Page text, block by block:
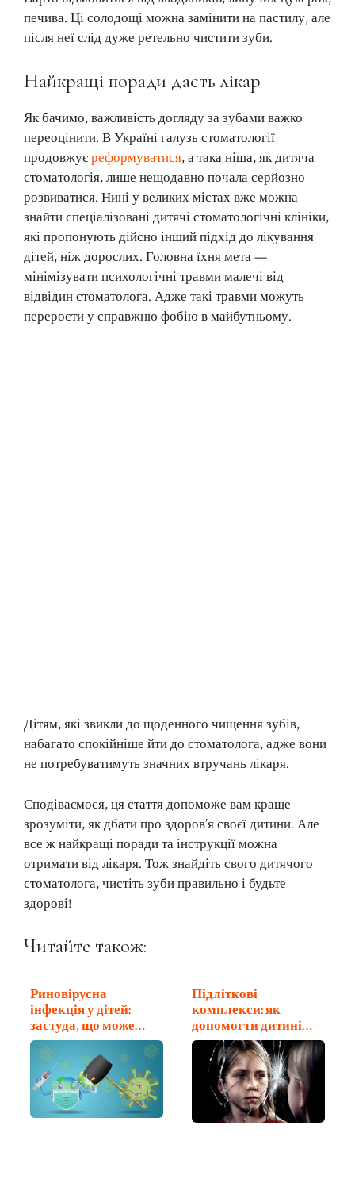
печива. Ці солодощі можна замінити на пастилу, але
після неї слід дуже ретельно чистити зуби.
Найкращі поради дасть лікар
Як бачимо, важливість догляду за зубами важко
переоцінити. В Україні галузь стоматології
продовжуєреформуватися, а така ніша, як дитяча
стоматологія, лише нещодавно почала серйозно
розвиватися. Нині у великих містах вже можна
знайти спеціалізовані дитячі стоматологічні клініки,
які пропонують дійсно інший підхід до лікування
дітей, ніж дорослих. Головна їхня мета —
мінімізувати психологічні травми малечі від
відвідин стоматолога. Адже такі травми можуть
перерости у справжню фобію в майбутньому.
Дітям, які звикли до щоденного чищення зубів,
набагато спокійніше йти до стоматолога, адже вони
не потребуватимуть значних втручань лікаря.
Сподіваємося, ця стаття допоможе вам краще
зрозуміти, як дбати про здоров’я своєї дитини. Але
все ж найкращі поради та інструкції можна
отримати від лікаря. Тож знайдіть свого дитячого
стоматолога, чистіть зуби правильно і будьте
здорові!
Читайте також:
Риновірусна
інфекція у дітей:
застуда, що може…
Підліткові
комплекси: як
допомогти дитині
полюбити…